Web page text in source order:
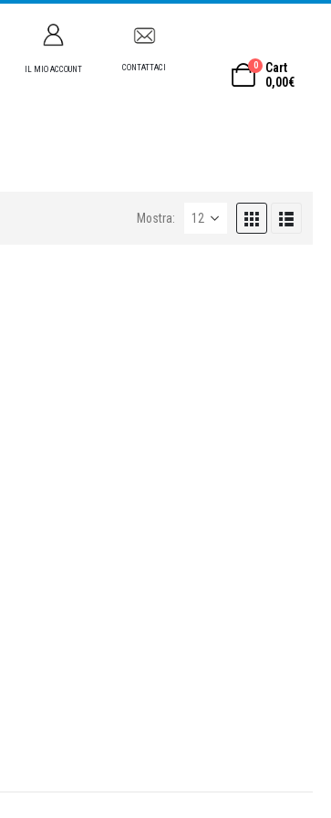
IL MIO ACCOUNT CONTATTACI 0
Cart
0,00€
Mostra: